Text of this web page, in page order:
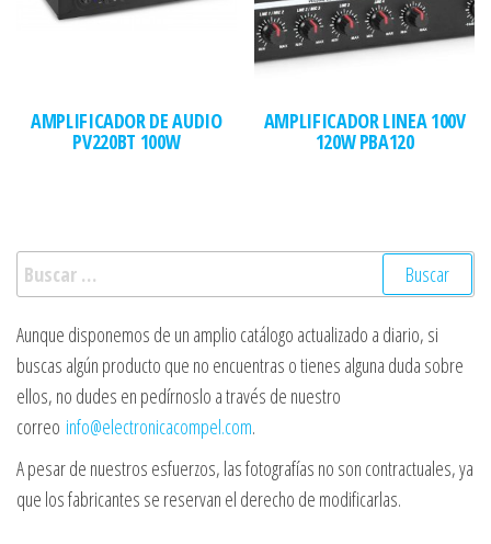
AMPLIFICADOR DE AUDIO
PV220BT 100W
AMPLIFICADOR LINEA 100V
120W PBA120
Buscar:
Aunque disponemos de un amplio catálogo actualizado a diario, si
buscas algún producto que no encuentras o tienes alguna duda sobre
ellos, no dudes en pedírnoslo a través de nuestro
correo info@electronicacompel.com.
A pesar de nuestros esfuerzos, las fotografías no son contractuales, ya
que los fabricantes se reservan el derecho de modificarlas.